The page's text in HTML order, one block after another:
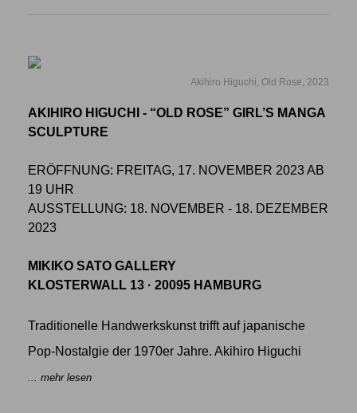
Akihiro Higuchi, Old Rose, 2023
AKIHIRO HIGUCHI - “OLD ROSE” GIRL’S MANGA
SCULPTURE
ERÖFFNUNG: FREITAG, 17. NOVEMBER 2023 AB
19 UHR
AUSSTELLUNG: 18. NOVEMBER - 18. DEZEMBER
2023
MIKIKO SATO GALLERY
KLOSTERWALL 13 · 20095 HAMBURG
Traditionelle Handwerkskunst trifft auf japanische
Pop-Nostalgie der 1970er Jahre. Akihiro Higuchi
... mehr lesen